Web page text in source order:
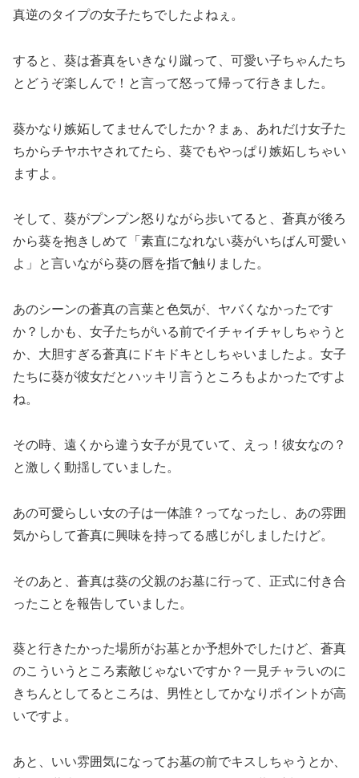
真逆のタイプの女子たちでしたよねぇ。
すると、葵は蒼真をいきなり蹴って、可愛い子ちゃんたち
とどうぞ楽しんで！と言って怒って帰って行きました。
葵かなり嫉妬してませんでしたか？まぁ、あれだけ女子た
ちからチヤホヤされてたら、葵でもやっぱり嫉妬しちゃい
ますよ。
そして、葵がプンプン怒りながら歩いてると、蒼真が後ろ
から葵を抱きしめて「素直になれない葵がいちばん可愛い
よ」と言いながら葵の唇を指で触りました。
あのシーンの蒼真の言葉と色気が、ヤバくなかったです
か？しかも、女子たちがいる前でイチャイチャしちゃうと
か、大胆すぎる蒼真にドキドキとしちゃいましたよ。女子
たちに葵が彼女だとハッキリ言うところもよかったですよ
ね。
その時、遠くから違う女子が見ていて、えっ！彼女なの？
と激しく動揺していました。
あの可愛らしい女の子は一体誰？ってなったし、あの雰囲
気からして蒼真に興味を持ってる感じがしましたけど。
そのあと、蒼真は葵の父親のお墓に行って、正式に付き合
ったことを報告していました。
葵と行きたかった場所がお墓とか予想外でしたけど、蒼真
のこういうところ素敵じゃないですか？一見チャラいのに
きちんとしてるところは、男性としてかなりポイントが高
いですよ。
あと、いい雰囲気になってお墓の前でキスしちゃうとか、